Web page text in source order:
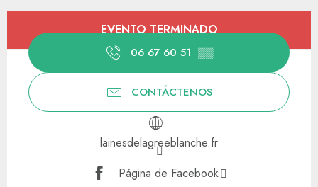
Horarios y datos de contacto
EVENTO TERMINADO
06 67 60 51 ▒▒
CONTÁCTENOS
lainesdelagreeblanche.fr
Página de Facebook